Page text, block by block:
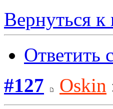
Вернуться к
Ответить
#127
Oskin